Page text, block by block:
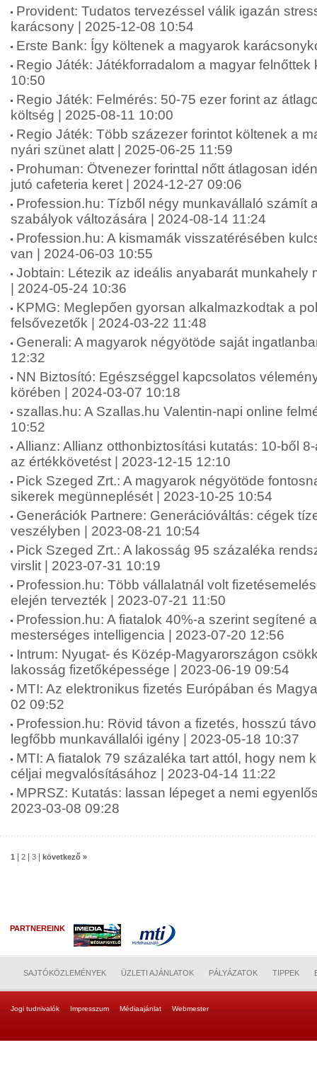
Provident: Tudatos tervezéssel válik igazán
karácsony | 2025-12-08 10:54
Erste Bank: Így költenek a magyarok
Regio Játék: Játékforradalom a magyar felnőttek
10:50
Regio Játék: Felmérés: 50-75 ezer forint az
költség | 2025-08-11 10:00
Regio Játék: Több százezer forintot költenek a
nyári szünet alatt | 2025-06-25 11:59
Prohuman: Ötvenezer forinttal nőtt átlagosan
jutó cafeteria keret | 2024-12-27 09:06
Profession.hu: Tízből négy munkavállaló számít
szabályok változására | 2024-08-14 11:24
Profession.hu: A kismamák visszatérésében
van | 2024-06-03 10:55
Jobtain: Létezik az ideális anyabarát munkahely
| 2024-05-24 10:36
KPMG: Meglepően gyorsan alkalmazkodtak a
felsővezetők | 2024-03-22 11:48
Generali: A magyarok négyötöde saját
12:32
NN Biztosító: Egészséggel kapcsolatos
körében | 2024-03-07 10:18
szallas.hu: A Szallas.hu Valentin-napi online
10:52
Allianz: Allianz otthonbiztosítási kutatás: 10-ből
az értékkövetést | 2023-12-15 12:10
Pick Szeged Zrt.: A magyarok négyötöde
sikerek megünneplését | 2023-10-25 10:54
Generációk Partnere: Generációváltás: cégek
veszélyben | 2023-08-21 10:54
Pick Szeged Zrt.: A lakosság 95 százaléka
virslit | 2023-07-31 10:19
Profession.hu: Több vállalatnál volt
elején tervezték | 2023-07-21 11:50
Profession.hu: A fiatalok 40%-a szerint segítené
mesterséges intelligencia | 2023-07-20 12:56
Intrum: Nyugat- és Közép-Magyarországon
lakosság fizetőképessége | 2023-06-19 09:54
MTI: Az elektronikus fizetés Európában és
02 09:52
Profession.hu: Rövid távon a fizetés, hosszú
legfőbb munkavállalói igény | 2023-05-18 10:37
MTI: A fiatalok 79 százaléka tart attól, hogy nem
céljai megvalósításához | 2023-04-14 11:22
MPRSZ: Kutatás: lassan lépeget a nemi
2023-03-08 09:28
1 2 3 következő »
PARTNEREINK
SAJTÓKÖZLEMÉNYEK ÜZLETI AJÁNLATOK PÁLYÁZATOK TIPPEK
Jogi tudnivalók Impresszum Médiaajánlat Webmester